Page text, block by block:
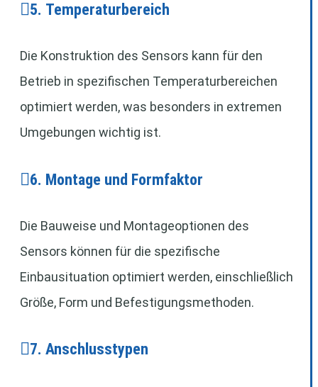
5. Temperaturbereich
Die Konstruktion des Sensors kann für den
Betrieb in spezifischen Temperaturbereichen
optimiert werden, was besonders in extremen
Umgebungen wichtig ist.
6. Montage und Formfaktor
Die Bauweise und Montageoptionen des
Sensors können für die spezifische
Einbausituation optimiert werden, einschließlich
Größe, Form und Befestigungsmethoden.
7. Anschlusstypen